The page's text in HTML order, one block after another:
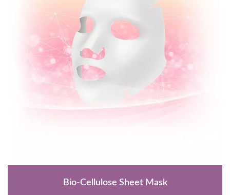
Bio-Cellulose Sheet Mask